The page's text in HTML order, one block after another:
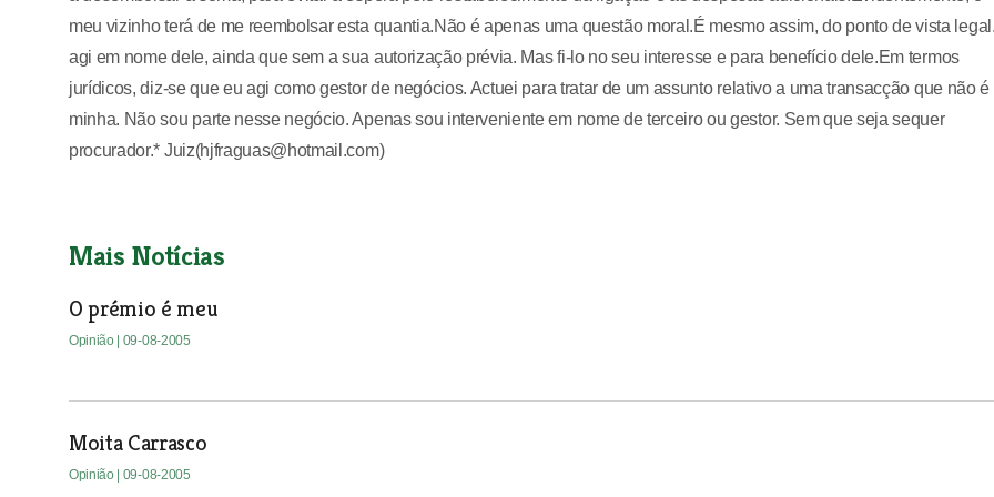
meu vizinho terá de me reembolsar esta quantia.Não é apenas uma questão moral.É mesmo assim, do ponto de vista
agi em nome dele, ainda que sem a sua autorização prévia. Mas fi-lo no seu interesse e para benefício dele.Em termos
jurídicos, diz-se que eu agi como gestor de negócios. Actuei para tratar de um assunto relativo a uma transacção que não é
minha. Não sou parte nesse negócio. Apenas sou interveniente em nome de terceiro ou gestor. Sem que seja sequer
procurador.* Juiz(hjfraguas@hotmail.com)
Mais Notícias
O prémio é meu
Opinião | 09-08-2005
Moita Carrasco
Opinião | 09-08-2005